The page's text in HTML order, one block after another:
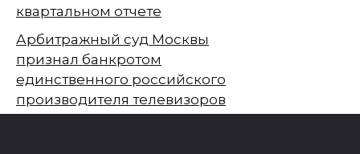
квартальном отчете
Арбитражный суд Москвы
признал банкротом
единственного российского
производителя телевизоров